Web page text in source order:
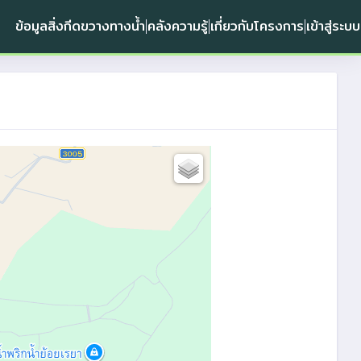
ข้อมูลสิ่งกีดขวางทางน้ำ คลังความรู้เกี่ยวกับโครงการ เข้าสู่ระบบ